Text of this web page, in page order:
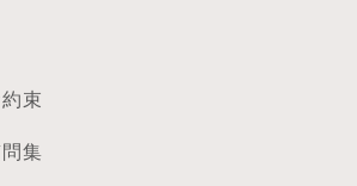
束
集